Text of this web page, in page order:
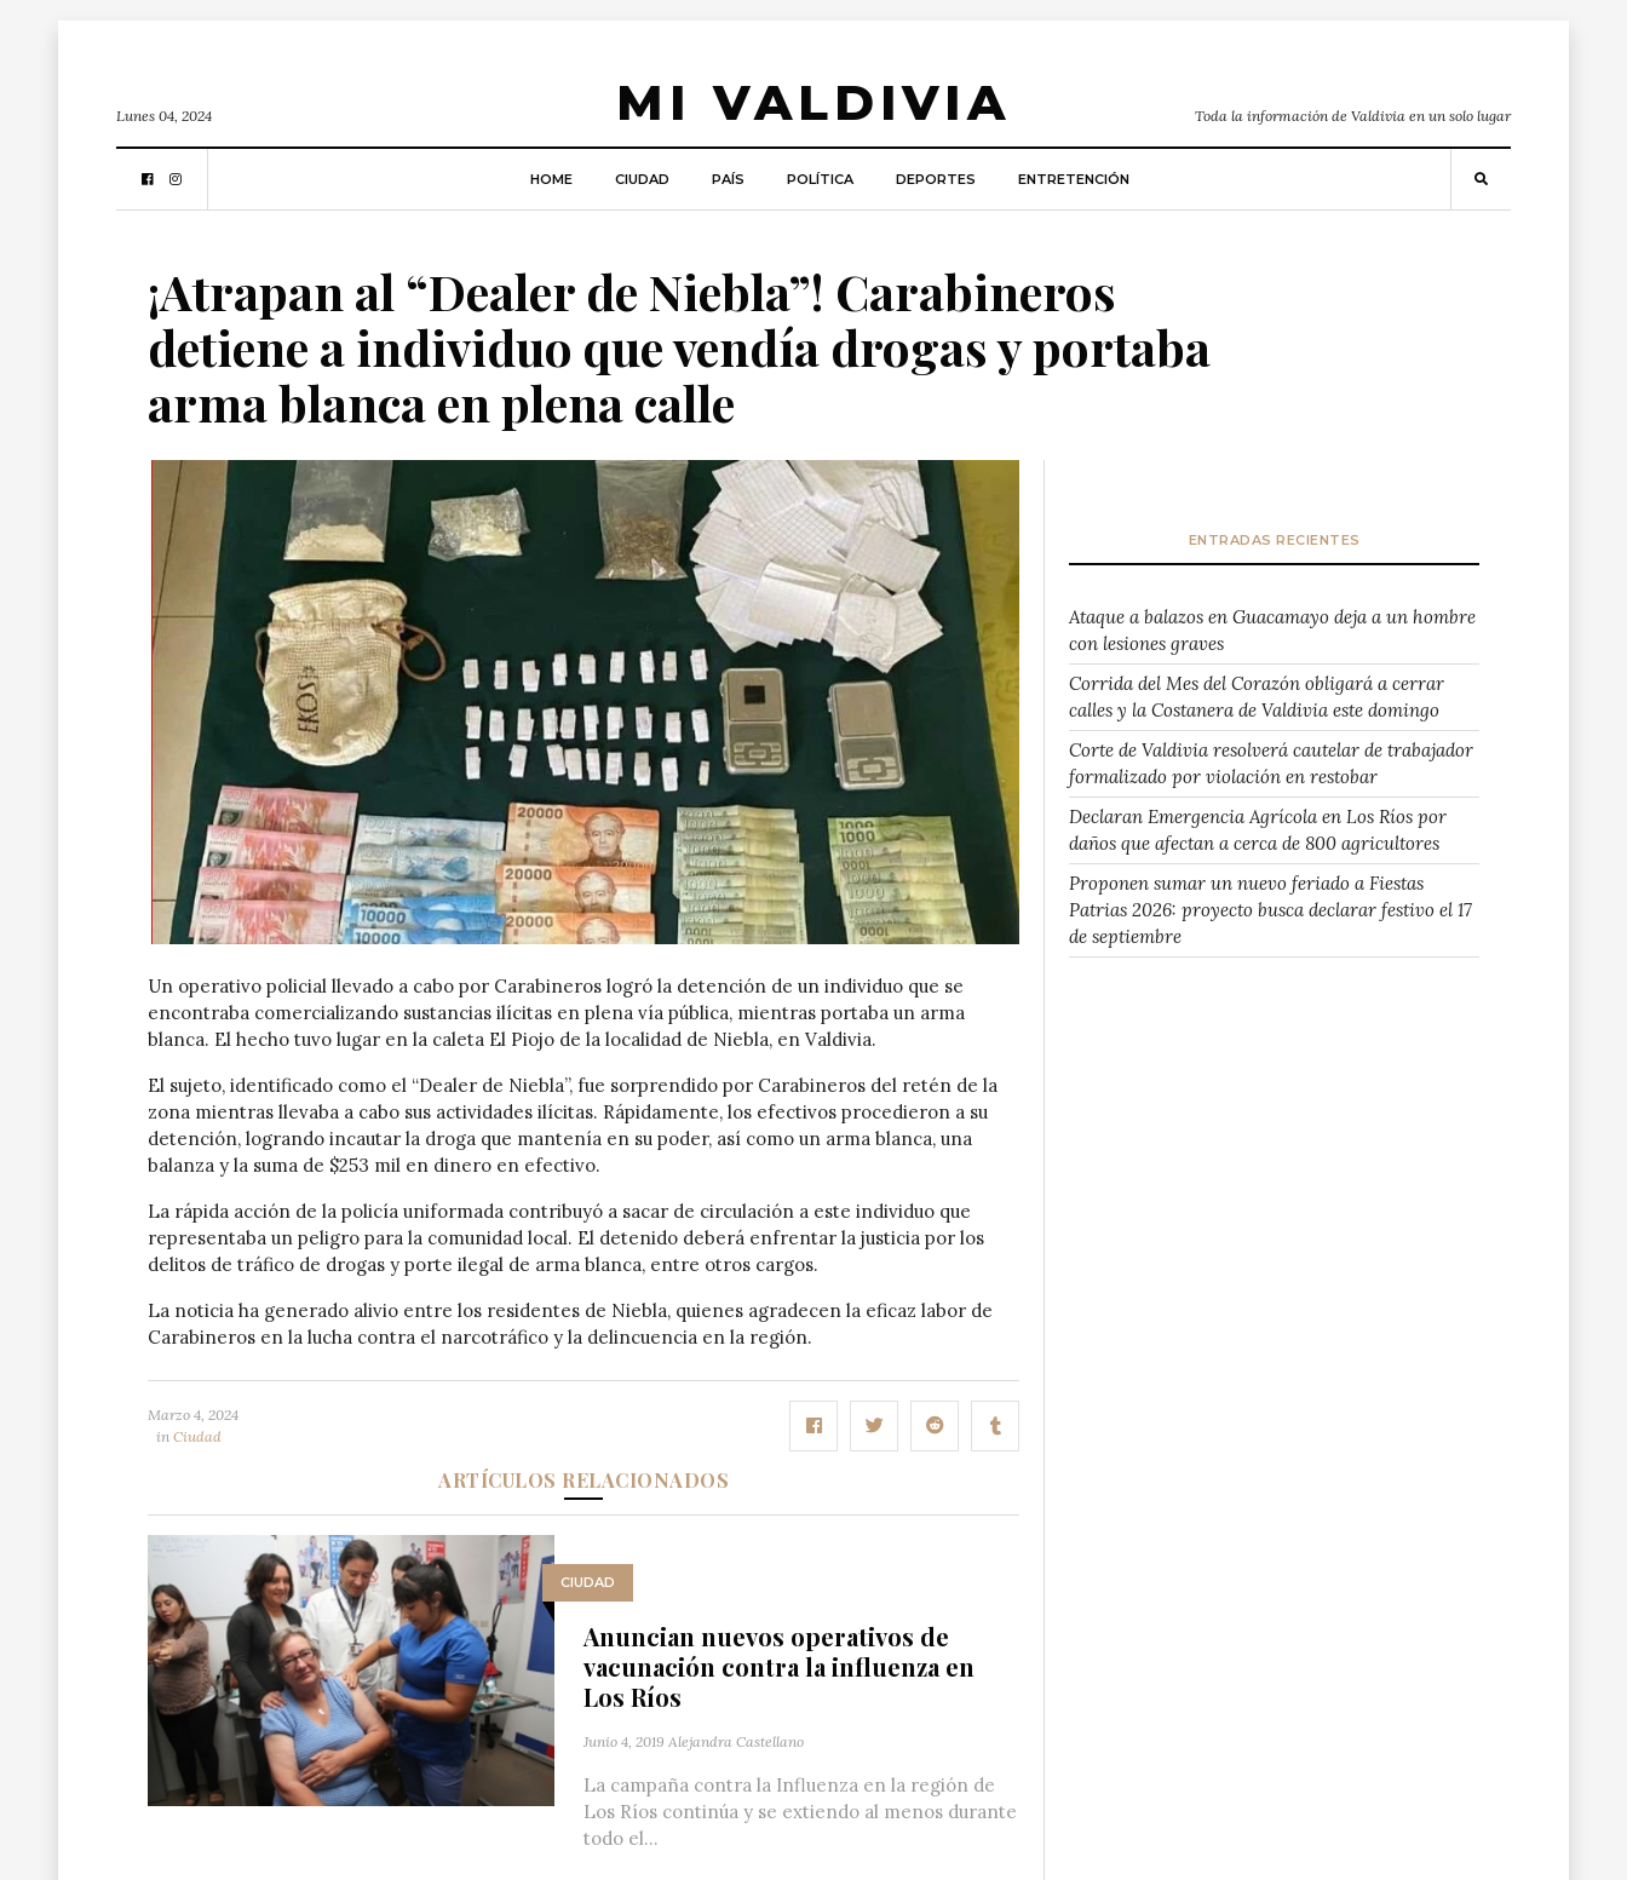
MI VALDIVIA
Lunes 04, 2024 Toda la información de Valdivia en un solo lugar
HOME CIUDAD PAÍS POLÍTICA DEPORTES ENTRETENCIÓN
¡Atrapan al “Dealer de Niebla”! Carabineros
detiene a individuo que vendía drogas y portaba
arma blanca en plena calle
Un operativo policial llevado a cabo por Carabineros logró la detención de un individuo que se
encontraba comercializando sustancias ilícitas en plena vía pública, mientras portaba un arma
blanca. El hecho tuvo lugar en la caleta El Piojo de la localidad de Niebla, en Valdivia.
El sujeto, identificado como el “Dealer de Niebla”, fue sorprendido por Carabineros del retén de la
zona mientras llevaba a cabo sus actividades ilícitas. Rápidamente, los efectivos procedieron a su
detención, logrando incautar la droga que mantenía en su poder, así como un arma blanca, una
balanza y la suma de $253 mil en dinero en efectivo.
La rápida acción de la policía uniformada contribuyó a sacar de circulación a este individuo que
representaba un peligro para la comunidad local. El detenido deberá enfrentar la justicia por los
delitos de tráfico de drogas y porte ilegal de arma blanca, entre otros cargos.
La noticia ha generado alivio entre los residentes de Niebla, quienes agradecen la eficaz labor de
Carabineros en la lucha contra el narcotráfico y la delincuencia en la región.
Marzo 4, 2024
in Ciudad
ARTÍCULOS RELACIONADOS
CIUDAD
Anuncian nuevos operativos de
vacunación contra la influenza en
Los Ríos
Junio 4, 2019 Alejandra Castellano
La campaña contra la Influenza en la región de
Los Ríos continúa y se extiendo al menos durante
todo el...
ENTRADAS RECIENTES
Ataque a balazos en Guacamayo deja a un hombre
con lesiones graves
Corrida del Mes del Corazón obligará a cerrar
calles y la Costanera de Valdivia este domingo
Corte de Valdivia resolverá cautelar de trabajador
formalizado por violación en restobar
Declaran Emergencia Agrícola en Los Ríos por
daños que afectan a cerca de 800 agricultores
Proponen sumar un nuevo feriado a Fiestas
Patrias 2026: proyecto busca declarar festivo el 17
de septiembre